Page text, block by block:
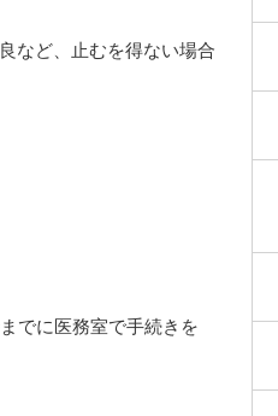
など、止むを得ない場合
でに医務室で手続きを